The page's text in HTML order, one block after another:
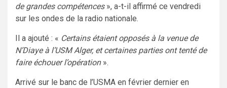
de grandes compétences», a-t-il affirmé ce vendredi
sur les ondes de la radio nationale.
Il a ajouté : « Certains étaient opposés à la venue de
N’Diaye à l’USM Alger, et certaines parties ont tenté de
faire échouer l’opération».
Arrivé sur le banc de l’USMA en février dernier en